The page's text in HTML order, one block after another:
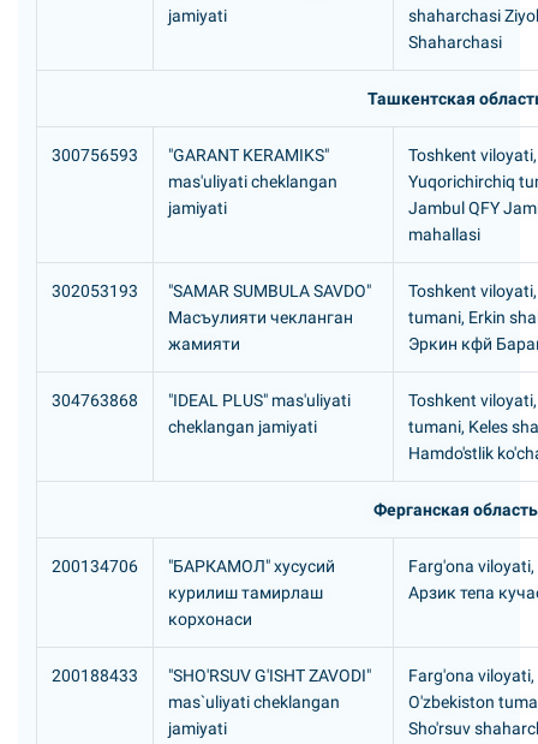
jamiyati
shaharchasi
Shaharchasi
Ташкентская
300756593
"GARANT KERAMIKS"
mas'uliyati cheklangan
jamiyati
Toshkent viloyati,
Yuqorichirchiq
Jambul QFY
mahallasi
302053193
"SAMAR SUMBULA SAVDO"
Масъулияти чекланган
жамияти
Toshkent
tumani, Erkin
Эркин кфй
304763868
"IDEAL PLUS" mas'uliyati
cheklangan jamiyati
Toshkent
tumani, Keles
Hamdo'stlik
Ферганская область
200134706
"БАРКАМОЛ" хусусий
курилиш тамирлаш
корхонаси
Farg'ona viloyati,
Арзик тепа
200188433
"SHO'RSUV G'ISHT ZAVODI"
mas`uliyati cheklangan
jamiyati
Farg'ona viloyati,
O'zbekiston
Sho'rsuv